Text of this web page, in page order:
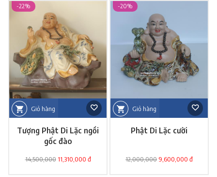
Giỏ hàng
-22%
Tượng Phật Di Lặc ngồi
gốc đào
14,500,00011,310,000 đ
Giỏ hàng
-20%
Phật Di Lặc cười
12,000,000 9,600,000 đ